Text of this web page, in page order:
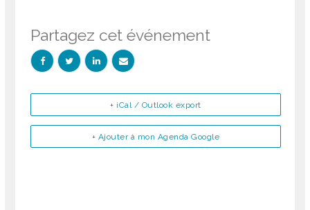
Partagez cet événement
+ Ajouter à mon Agenda Google
+ iCal / Outlook export